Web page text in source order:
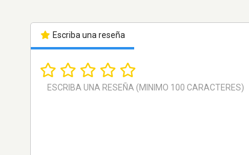
Escriba una reseña